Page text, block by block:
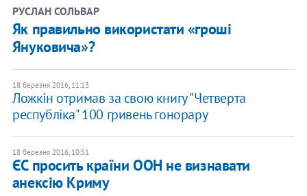
РУСЛАН СОЛЬВАР
Як правильно використати «гроші
Януковича»?
18 березня 2016, 11:13
Ложкін отримав за свою книгу "Четверта
республіка" 100 гривень гонорару
18 березня 2016, 10:51
ЄС просить країни ООН не визнавати
анексію Криму